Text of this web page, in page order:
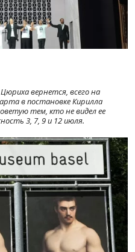
вернется, всего на
в постановке Кирилла
тем, кто не видел ее
3, 7, 9 и 12 июля.